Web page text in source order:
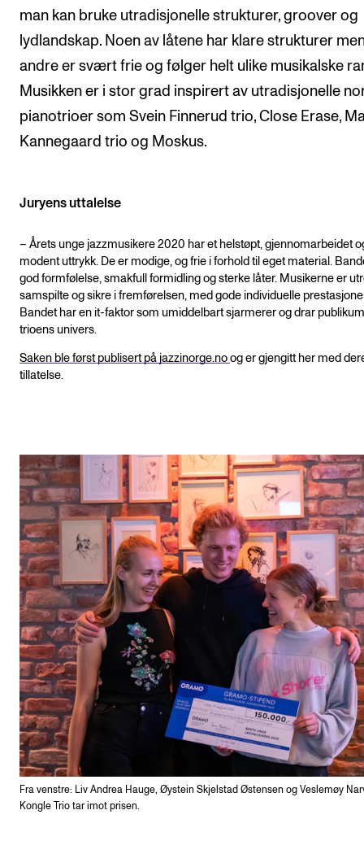
man kan bruke utradisjonelle strukturer, groover og
lydlandskap. Noen av låtene har klare strukturer
andre er svært frie og følger helt ulike musikalske
Musikken er i stor grad inspirert av utradisjonelle
pianotrioer som Svein Finnerud trio, Close Erase,
Kannegaard trio og Moskus.
Juryens uttalelse
– Årets unge jazzmusikere 2020 har et helstøpt, gjennomarbeidet
modent uttrykk. De er modige, og frie i forhold til eget material.
god formfølelse, smakfull formidling og sterke låter. Musikerne er
samspilte og sikre i fremførelsen, med gode individuelle
Bandet har en it-faktor som umiddelbart sjarmerer og drar
trioens univers.
Saken ble først publisert på jazzinorge.no og er gjengitt her med
tillatelse.
Fra venstre: Liv Andrea Hauge, Øystein Skjelstad Østensen og Veslemøy
Kongle Trio tar imot prisen.